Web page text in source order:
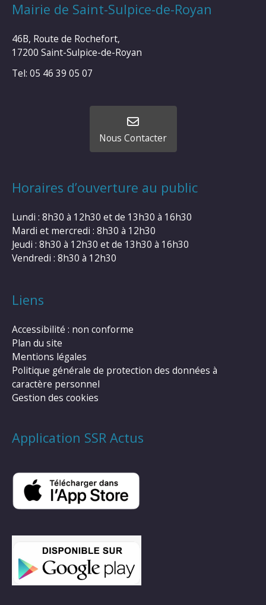
Mairie de Saint-Sulpice-de-Royan
46B, Route de Rochefort,
17200 Saint-Sulpice-de-Royan
Tel: 05 46 39 05 07
Nous Contacter
Horaires d’ouverture au public
Lundi : 8h30 à 12h30 et de 13h30 à 16h30
Mardi et mercredi : 8h30 à 12h30
Jeudi : 8h30 à 12h30 et de 13h30 à 16h30
Vendredi : 8h30 à 12h30
Liens
Accessibilité : non conforme
Plan du site
Mentions légales
Politique générale de protection des données à
caractère personnel
Gestion des cookies
Application SSR Actus